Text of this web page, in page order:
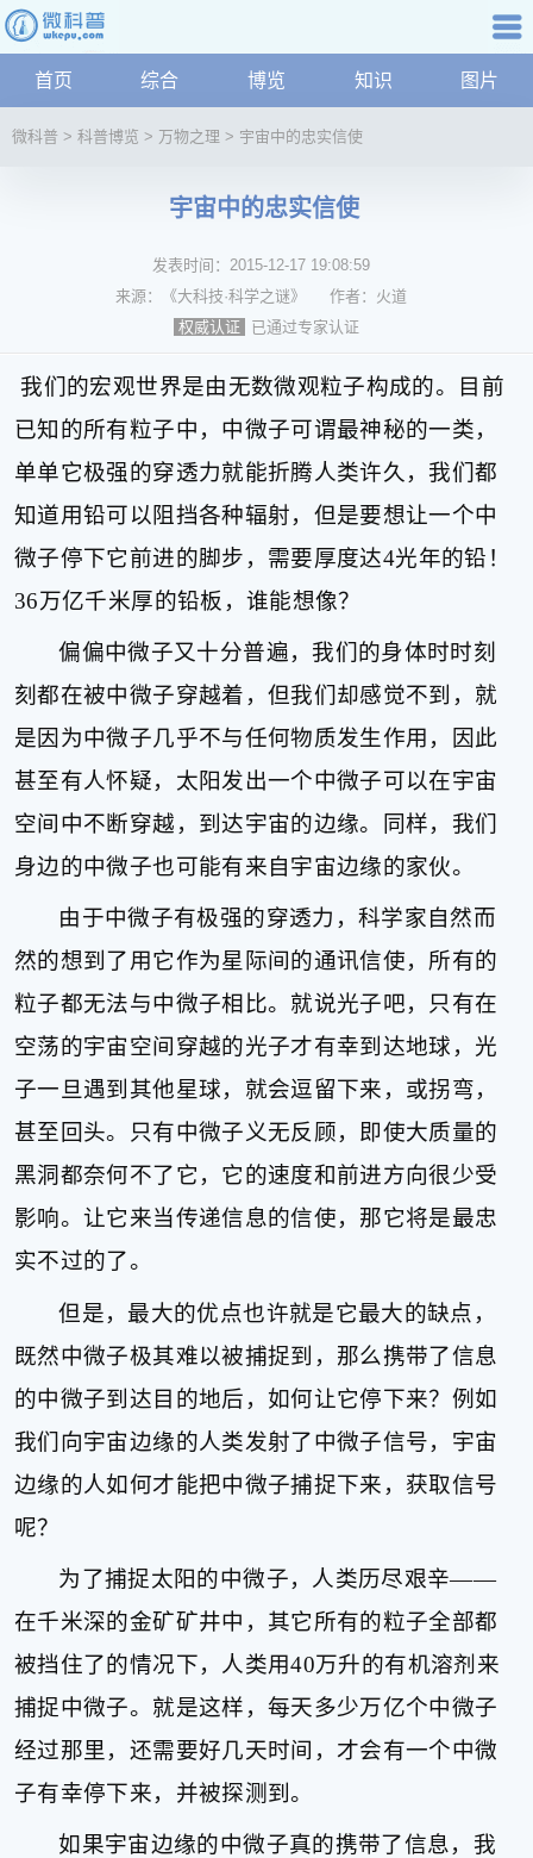
科普知识 航
首页 综合 博览 知识 图片
科
技
化
健
家
术
人
物
生
百
科
奇
问
答
片
滚
更
多
微科普 > 科普博览 > 万物之理 > 宇宙中的忠实信使
宇宙中的忠实信使
发表时间： 2015-12-17 19:08:59
来源：
《大科技·科学之谜》 作者： 火道
权威认证
已通过专家认证
我们的宏观世界是由无数微观粒子构成的。目前
已知的所有粒子中，中微子可谓最神秘的一类，
单单它极强的穿透力就能折腾人类许久，我们都
知道用铅可以阻挡各种辐射，但是要想让一个中
微子停下它前进的脚步，需要厚度达4光年的铅！
36万亿千米厚的铅板，谁能想像？
偏偏中微子又十分普遍，我们的身体时时刻
刻都在被中微子穿越着，但我们却感觉不到，就
是因为中微子几乎不与任何物质发生作用，因此
甚至有人怀疑，太阳发出一个中微子可以在宇宙
空间中不断穿越，到达宇宙的边缘。同样，我们
身边的中微子也可能有来自宇宙边缘的家伙。
由于中微子有极强的穿透力，科学家自然而
然的想到了用它作为星际间的通讯信使，所有的
粒子都无法与中微子相比。就说光子吧，只有在
空荡的宇宙空间穿越的光子才有幸到达地球，光
子一旦遇到其他星球，就会逗留下来，或拐弯，
甚至回头。只有中微子义无反顾，即使大质量的
黑洞都奈何不了它，它的速度和前进方向很少受
影响。让它来当传递信息的信使，那它将是最忠
实不过的了。
但是，最大的优点也许就是它最大的缺点，
既然中微子极其难以被捕捉到，那么携带了信息
的中微子到达目的地后，如何让它停下来？例如
我们向宇宙边缘的人类发射了中微子信号，宇宙
边缘的人如何才能把中微子捕捉下来，获取信号
呢？
为了捕捉太阳的中微子，人类历尽艰辛——
在千米深的金矿矿井中，其它所有的粒子全部都
被挡住了的情况下，人类用40万升的有机溶剂来
捕捉中微子。就是这样，每天多少万亿个中微子
经过那里，还需要好几天时间，才会有一个中微
子有幸停下来，并被探测到。
如果宇宙边缘的中微子真的携带了信息，我